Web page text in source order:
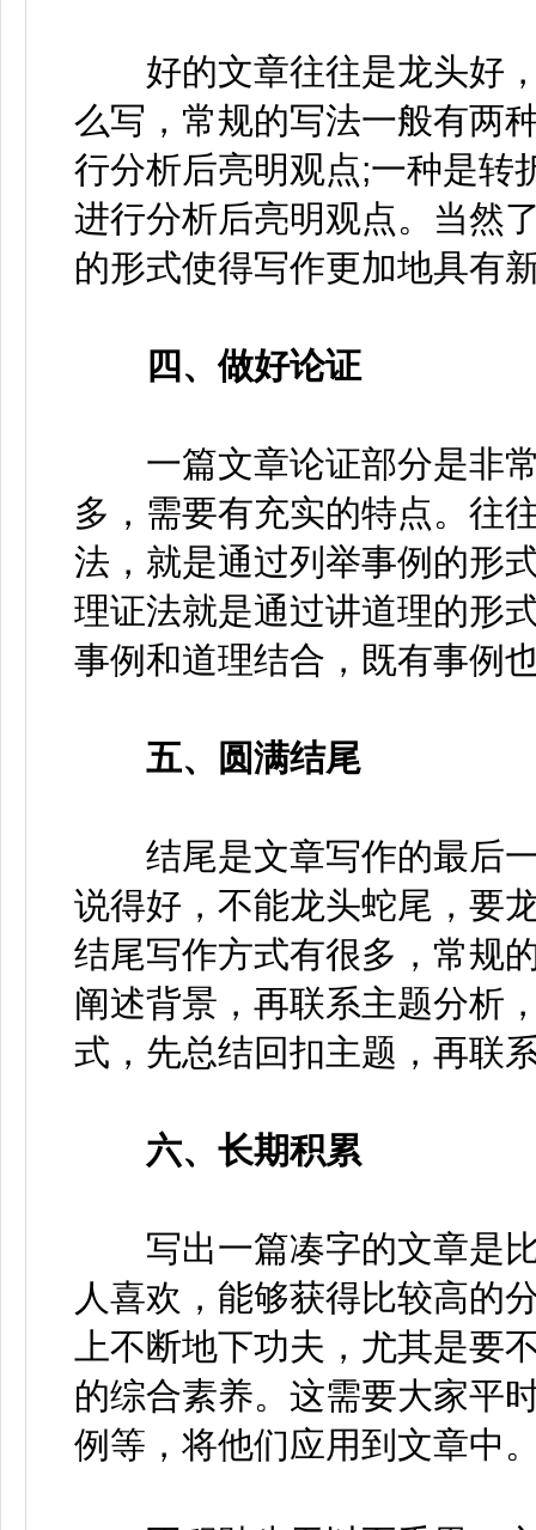
好的文章往往是龙头好，
么写，常规的写法一般有两
行分析后亮明观点;一种是转
进行分析后亮明观点。当然
的形式使得写作更加地具有
四、做好论证
一篇文章论证部分是非常
多，需要有充实的特点。往
法，就是通过列举事例的形
理证法就是通过讲道理的形
事例和道理结合，既有事例
五、圆满结尾
结尾是文章写作的最后一
说得好，不能龙头蛇尾，要
结尾写作方式有很多，常规
阐述背景，再联系主题分析
式，先总结回扣主题，再联
六、长期积累
写出一篇凑字的文章是比
人喜欢，能够获得比较高的
上不断地下功夫，尤其是要
的综合素养。这需要大家平
例等，将他们应用到文章中